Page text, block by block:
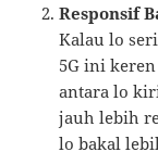
Responsif
Kalau lo
5G ini
antara lo
jauh lebih
lo bakal